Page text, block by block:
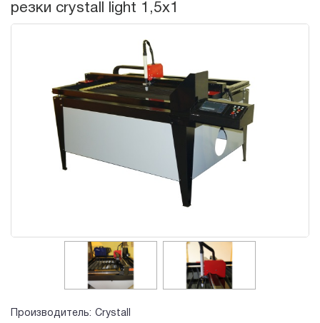
резки crystall light 1,5х1
Производитель: Crystall